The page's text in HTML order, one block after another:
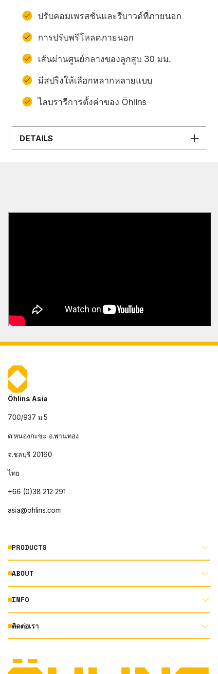
ปรับคอมเพรสชั่นและรีบาวด์ที่ภายนอก
การปรับพรีโหลดภายนอก
เส้นผ่านศูนย์กลางของลูกสูบ 30 มม.
มีสปริงให้เลือกหลากหลายแบบ
ไลบรารีการตั้งค่าของ Öhlins
DETAILS
Öhlins Asia
700/937 ม.5
ต.หนองกะขะ อ.พานทอง
จ.ชลบุรี 20160
ไทย
+66 (0)38 212 291
asia@ohlins.com
PRODUCTS
MOTORCYCLE
AUTOMOTIVE
ABOUT
ABOUT US
RACING
TERMS AND CONDITIONS
INFO
DOCUMENT LIBRARY
TECHNOLOGY
ติดต่อเรา
INSTAGRAM